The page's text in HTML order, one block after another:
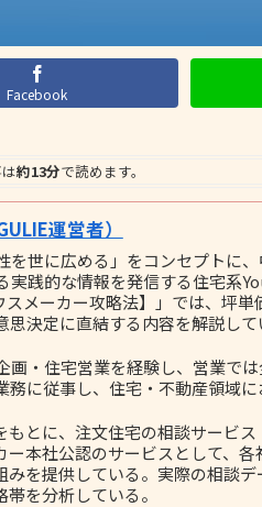
Facebook
約13分で読めます。
運営者）
を世に広める」をコンセプトに
実践的な情報を発信する住宅系
メーカー攻略法】」では、坪単
決定に直結する内容を解説して
画・住宅営業を経験し、営業で
に従事し、住宅・不動産領域に
とに、注文住宅の相談サービス
本社公認のサービスとして、
を提供している。実際の相談デ
を分析している。